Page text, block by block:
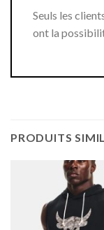
Seuls les
ont la
PRODUITS